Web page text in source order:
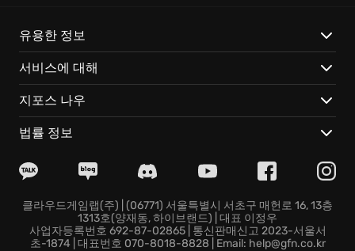
예상치 못한 웃음을 선사하죠. 찰흙을 주무르듯 자유로운
캐릭터 커스터마이징을 통해 개성적인 스타일을 마음껏
뽐낼 수도 있습니다. 건설 현장의 아찔한 높이, 험난한 트
럭 짐칸 위, 정신없이 회전하는 대관람차 등, 다채롭고 위
험천만한 격투 스테이지는 손에 땀을 쥐게 하는 긴장감과
스릴을 더합니다.
더 이상 고민할 필요는 없습니다! 지금 바로 갱비스츠
투 파티에 동참하세요!
유용한 정보
서비스에 대해
지포스 나우
법률 정보
클라우드게임랩(주) | (06771) 서울특별시 서초구 매헌로 16, 13층
1313호(양재동, 하이브랜드) | 대표 이정우
사업자등록번호 692-87-02865 | 통신판매신고 2023-서울서
초-1874 | 대표번호 070-8018-8828 | Email: help@gfn.co.kr